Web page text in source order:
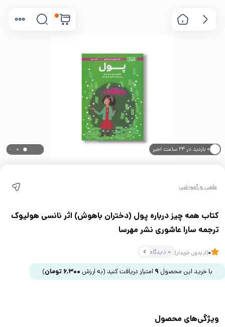
۰ خریدار در ۱ ماه اخیر
علمی و آموزشی
کتاب همه چیز درباره پول (دختران باهوش) اثر نانسی هولیوک
ترجمه سارا عاشوری نشر مهرسا
0(از بدون خریدار) 0 دیدگاه
با خرید این محصول 9 امتیاز دریافت کنید (به ارزش 6,300 تومان)
ویژگی‌های محصول